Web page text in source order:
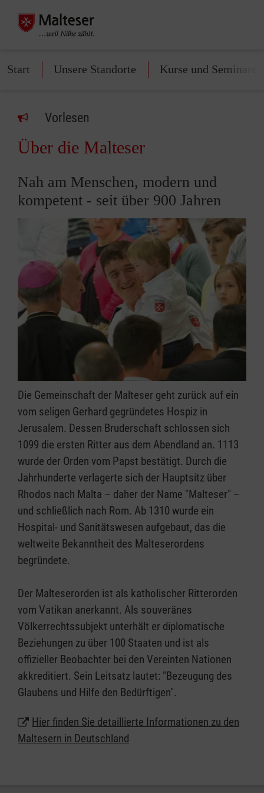
Start Unsere Standorte Kurse und Seminare
Vorlesen
Über die Malteser
Nah am Menschen, modern und
kompetent - seit über 900 Jahren
Die Gemeinschaft der Malteser geht zurück auf ein
vom seligen Gerhard gegründetes Hospiz in
Jerusalem. Dessen Bruderschaft schlossen sich
1099 die ersten Ritter aus dem Abendland an. 1113
wurde der Orden vom Papst bestätigt. Durch die
Jahrhunderte verlagerte sich der Hauptsitz über
Rhodos nach Malta – daher der Name "Malteser" –
und schließlich nach Rom. Ab 1310 wurde ein
Hospital- und Sanitätswesen aufgebaut, das die
weltweite Bekanntheit des Malteserordens
begründete.
Der Malteserorden ist als katholischer Ritterorden
vom Vatikan anerkannt. Als souveränes
Völkerrechtssubjekt unterhält er diplomatische
Beziehungen zu über 100 Staaten und ist als
offizieller Beobachter bei den Vereinten Nationen
akkreditiert. Sein Leitsatz lautet: "Bezeugung des
Glaubens und Hilfe den Bedürftigen".
Hier finden Sie detaillierte Informationen zu den
Maltesern in Deutschland